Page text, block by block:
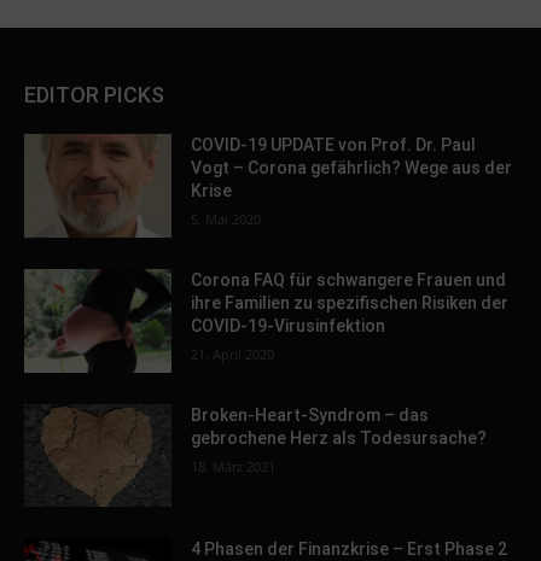
EDITOR PICKS
COVID-19 UPDATE von Prof. Dr. Paul
Vogt – Corona gefährlich? Wege aus der
Krise
5. Mai 2020
Corona FAQ für schwangere Frauen und
ihre Familien zu spezifischen Risiken der
COVID-19-Virusinfektion
21. April 2020
Broken-Heart-Syndrom – das
gebrochene Herz als Todesursache?
18. März 2021
4 Phasen der Finanzkrise – Erst Phase 2